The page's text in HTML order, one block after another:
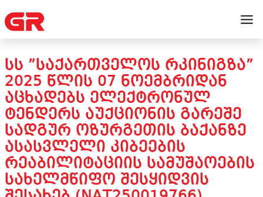
ᲡᲡ ”ᲡᲐᲥᲐᲠᲗᲕᲔᲚᲝᲡ ᲠᲙᲘᲜᲘᲒᲖᲐ”
2025 ᲬᲚᲘᲡ 07 ᲜᲝᲔᲛᲑᲠᲘᲓᲐᲜ
ᲐᲪᲮᲐᲓᲔᲑᲡ ᲔᲚᲔᲥᲢᲠᲝᲜᲣᲚ
ᲢᲔᲜᲓᲔᲠᲡ ᲐᲣᲥᲪᲘᲝᲜᲘᲡ ᲒᲐᲠᲔᲨᲔ
ᲡᲐᲓᲒᲣᲠ ᲝᲖᲣᲠᲒᲔᲗᲘᲡ ᲑᲐᲥᲐᲜᲖᲔ
ᲐᲡᲐᲡᲕᲚᲔᲚᲘ ᲙᲘᲑᲔᲔᲑᲘᲡ
ᲠᲔᲐᲑᲘᲚᲘᲢᲐᲪᲘᲘᲡ ᲡᲐᲛᲣᲨᲐᲝᲔᲑᲘᲡ
ᲡᲐᲮᲔᲚᲛᲬᲘᲤᲝ ᲨᲔᲡᲧᲘᲓᲕᲘᲡ